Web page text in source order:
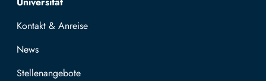
Kontakt & Anreise
News
Stellenangebote